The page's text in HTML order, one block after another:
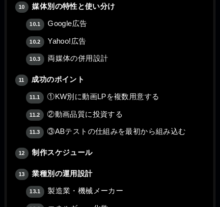
10 媒体別の特性と使い分け
10.1 Google広告
10.2 Yahoo!広告
10.3 両媒体の併用設計
11 成功のポイント
11.1 ①KW別に動画LPを複数用意する
11.2 ②動画品質に投資する
11.3 ③ABテストの仕組みを最初から組み込む
12 制作スケジュール
13 業種別の運用設計
13.1 製造業・機械メーカー